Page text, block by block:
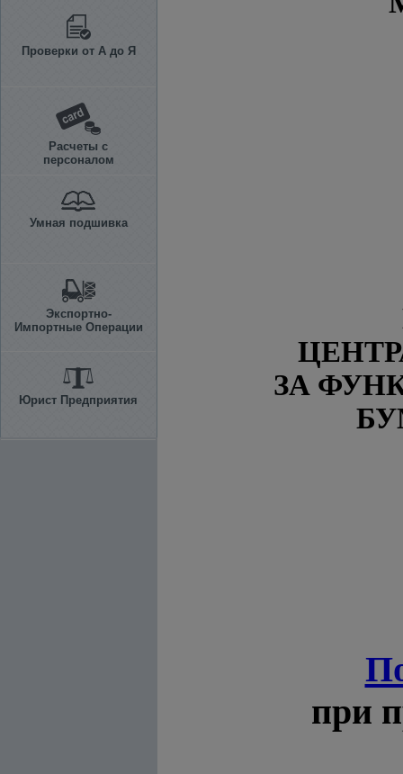
Проверки от А до Я
Расчеты с
персоналом
Умная подшивка
Экспортно-
Импортные Операции
Юрист Предприятия
ЗА
при